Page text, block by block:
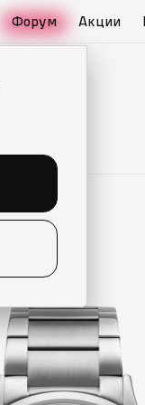
Форум Акции